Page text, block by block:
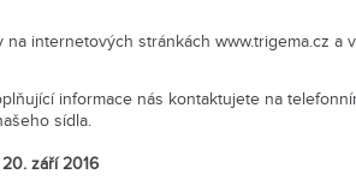
internetových stránkách www.trigema.cz a
informace nás kontaktujete na
sídla.
září 2016